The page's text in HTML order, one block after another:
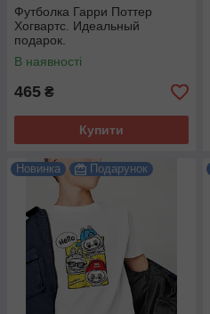
Футболка Гарри Поттер
Хогвартс. Идеальный
подарок.
В наявності
465 ₴
Купити
Новинка Подарунок